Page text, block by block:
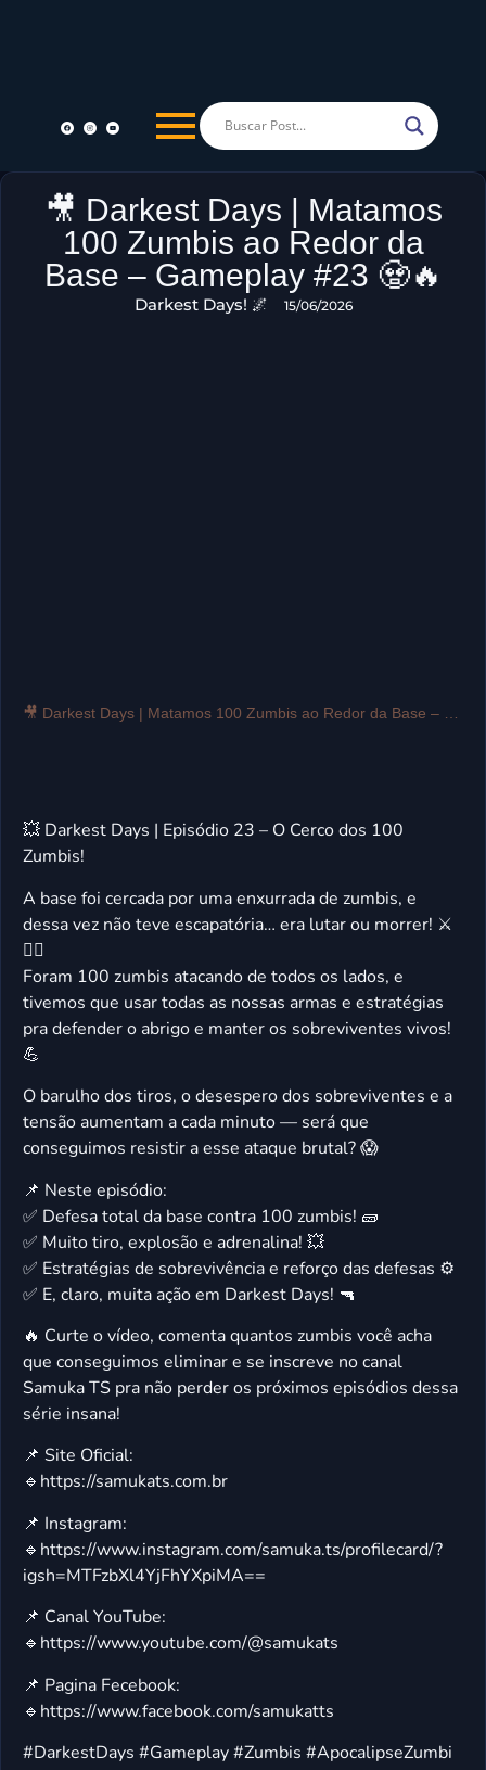
🎥 Darkest Days | Matamos
100 Zumbis ao Redor da
Base – Gameplay #23 🧟🔥
Darkest Days! 🌌 15/06/2026
🎥 Darkest Days | Matamos 100 Zumbis ao Redor da Base – Gameplay #23 🧟🔥
💥 Darkest Days | Episódio 23 – O Cerco dos 100
Zumbis!
A base foi cercada por uma enxurrada de zumbis, e
dessa vez não teve escapatória… era lutar ou morrer! ⚔️
🧟‍♂️
Foram 100 zumbis atacando de todos os lados, e
tivemos que usar todas as nossas armas e estratégias
pra defender o abrigo e manter os sobreviventes vivos!
💪
O barulho dos tiros, o desespero dos sobreviventes e a
tensão aumentam a cada minuto — será que
conseguimos resistir a esse ataque brutal? 😱
📌 Neste episódio:
✅ Defesa total da base contra 100 zumbis! 🧱
✅ Muito tiro, explosão e adrenalina! 💥
✅ Estratégias de sobrevivência e reforço das defesas ⚙️
✅ E, claro, muita ação em Darkest Days! 🔫
🔥 Curte o vídeo, comenta quantos zumbis você acha
que conseguimos eliminar e se inscreve no canal
Samuka TS pra não perder os próximos episódios dessa
série insana!
📌 Site Oficial:
🔹https://samukats.com.br
📌 Instagram:
🔹https://www.instagram.com/samuka.ts/profilecard/?
igsh=MTFzbXl4YjFhYXpiMA==
📌 Canal YouTube:
🔹https://www.youtube.com/@samukats
📌 Pagina Fecebook:
🔹https://www.facebook.com/samukatts
#DarkestDays #Gameplay #Zumbis #ApocalipseZumbi